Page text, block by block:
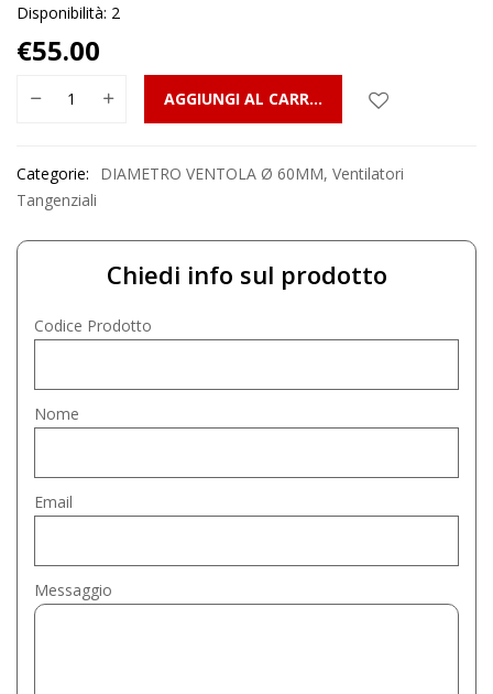
Disponibilità: 2
€55.00
AGGIUNGI AL CARRELLO
Categorie: DIAMETRO VENTOLA Ø 60MM, Ventilatori
Tangenziali
Chiedi info sul prodotto
Codice Prodotto
Nome
Email
Messaggio